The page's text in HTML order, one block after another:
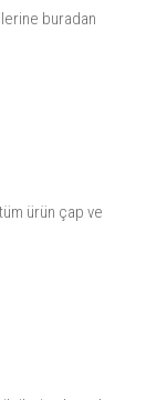
buradan
ürün çap ve